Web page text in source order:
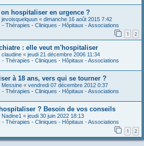
hospitaliser en urgence ?
jevoisquelquun « dimanche 16 août 2015 7:42
- Thérapies - Cliniques - Hôpitaux - Associations
1 2
: elle veut m'hospitaliser
claudine « jeudi 21 décembre 2006 11:34
- Thérapies - Cliniques - Hôpitaux - Associations
à 18 ans, vers qui se tourner ?
Messine « vendredi 07 décembre 2012 0:37
- Thérapies - Cliniques - Hôpitaux - Associations
? Besoin de vos conseils
Nadine1 « jeudi 30 juin 2022 18:13
- Thérapies - Cliniques - Hôpitaux - Associations
1 2